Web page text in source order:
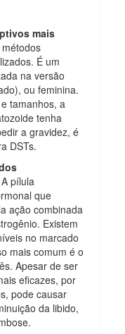
mais
É um
na versão
ou feminina.
tamanhos, a
tenha
a gravidez, é
DSTs.
A pílula
que
ação combinada
Existem
no marcado
mais comum é o
Apesar de ser
eficazes, por
pode causar
da libido,